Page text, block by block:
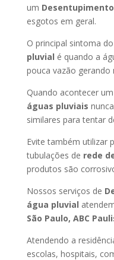
um
esgotos em geral.
O principal sintoma do
pluvial é quando a
pouca vazão gerando
Quando acontecer um
águas pluviais
similares para tentar
Evite também utilizar
tubulações de rede
produtos são
Nossos serviços de
água pluvial
São Paulo, ABC
Atendendo a
escolas, hospitais,